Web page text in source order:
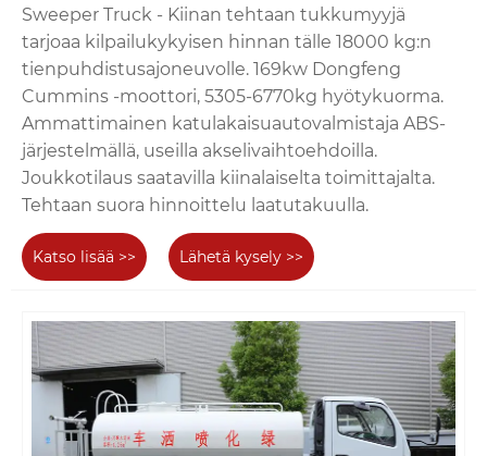
Sweeper Truck - Kiinan tehtaan tukkumyyjä
tarjoaa kilpailukykyisen hinnan tälle 18000 kg:n
tienpuhdistusajoneuvolle. 169kw Dongfeng
Cummins -moottori, 5305-6770kg hyötykuorma.
Ammattimainen katulakaisuautovalmistaja ABS-
järjestelmällä, useilla akselivaihtoehdoilla.
Joukkotilaus saatavilla kiinalaiselta toimittajalta.
Tehtaan suora hinnoittelu laatutakuulla.
Katso lisää >> Lähetä kysely >>